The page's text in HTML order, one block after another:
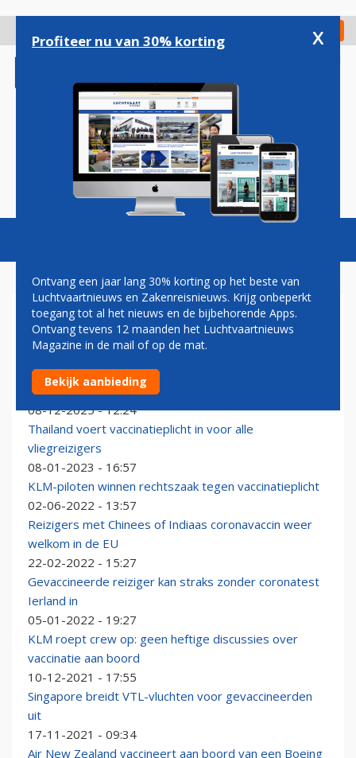
gaan
Check in
Magazine Podcasts Vacatures
VACCINATIE
KLM stopt met aanbieden vaccinaties en reisadvies
aan consumenten
08-12-2025 - 12:24
Thailand voert vaccinatieplicht in voor alle
vliegreizigers
08-01-2023 - 16:57
KLM-piloten winnen rechtszaak tegen vaccinatieplicht
02-06-2022 - 13:57
Reizigers met Chinees of Indiaas coronavaccin weer
welkom in de EU
22-02-2022 - 15:27
Gevaccineerde reiziger kan straks zonder coronatest
Ierland in
05-01-2022 - 19:27
KLM roept crew op: geen heftige discussies over
vaccinatie aan boord
10-12-2021 - 17:55
Singapore breidt VTL-vluchten voor gevaccineerden
uit
17-11-2021 - 09:34
Air New Zealand vaccineert aan boord van een Boeing
Profiteer nu van 30% korting x
Ontvang een jaar lang 30% korting op het beste van
Luchtvaartnieuws en Zakenreisnieuws. Krijg onbeperkt
toegang tot al het nieuws en de bijbehorende Apps.
Ontvang tevens 12 maanden het Luchtvaartnieuws
Magazine in de mail of op de mat.
Bekijk aanbieding